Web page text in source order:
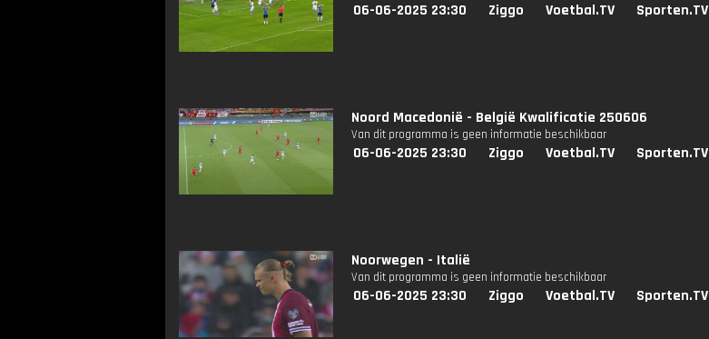
06-06-2025 23:30 Ziggo Voetbal.TV Sporten.TV
Noord Macedonië - België Kwalificatie 250606
Van dit programma is geen informatie beschikbaar
06-06-2025 23:30 Ziggo Voetbal.TV Sporten.TV
Noorwegen - Italië
Van dit programma is geen informatie beschikbaar
06-06-2025 23:30 Ziggo Voetbal.TV Sporten.TV